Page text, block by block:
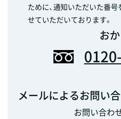
ために、通知いただいた番
せていただいております。
お
メールによるお問い
お問い合わ